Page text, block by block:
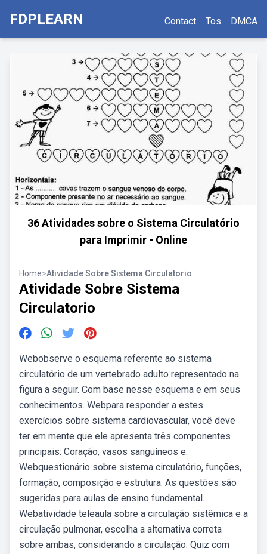
FDPLEARN Contact Tos DMCA
36 Atividades sobre o Sistema Circulatório
para Imprimir - Online
Home>Atividade Sobre Sistema Circulatorio
Atividade Sobre Sistema
Circulatorio
Webobserve o esquema referente ao sistema
circulatório de um vertebrado adulto representado na
figura a seguir. Com base nesse esquema e em seus
conhecimentos. Webpara responder a estes
exercícios sobre sistema cardiovascular, você deve
ter em mente que ele apresenta três componentes
principais: Coração, vasos sanguíneos e.
Webquestionário sobre sistema circulatório, funções,
formação, composição e estrutura. As questões são
sugeridas para aulas de ensino fundamental.
Webatividade teleaula sobre a circulação sistêmica e a
circulação pulmonar, escolha a alternativa correta
sobre ambas, considerando a circulação. Quiz com